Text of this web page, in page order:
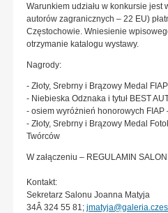
Warunkiem udziału w konkursie jest
autorów zagranicznych – 22 EU)
Częstochowie. Wniesienie
otrzymanie katalogu wystawy.
Nagrody:
- Złoty, Srebrny i Brązowy Medal
- Niebieska Odznaka i tytuł BEST
- osiem wyróżnień honorowych FIAP
- Złoty, Srebrny i Brązowy Medal
Twórców
W załączeniu – REGULAMIN
Kontakt:
Sekretarz Salonu Joanna Matyja
34Â 324 55 81;